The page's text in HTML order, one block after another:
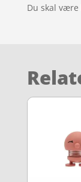
Du skal være